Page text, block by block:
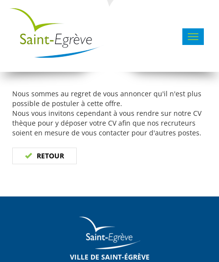
Toggle
Nous sommes au regret de vous annoncer qu'il n'est plus
possible de postuler à cette offre.
Nous vous invitons cependant à vous rendre sur notre CV
thèque pour y déposer votre CV afin que nos recruteurs
soient en mesure de vous contacter pour d'autres postes.
RETOUR
VILLE DE SAINT-ÉGRÈVE